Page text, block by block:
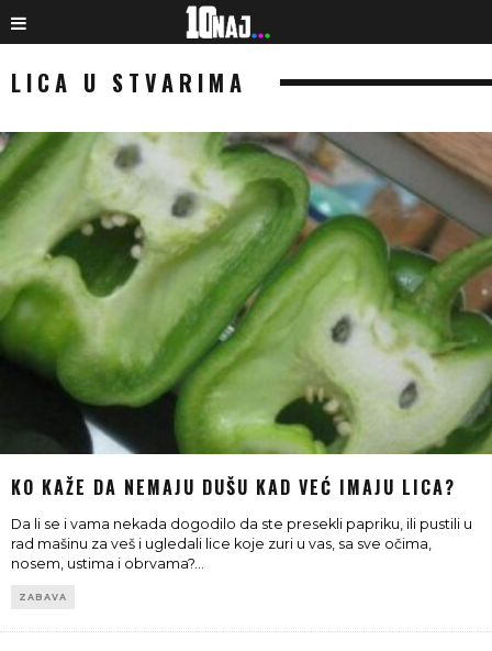
LICA U STVARIMA
KO KAŽE DA NEMAJU DUŠU KAD VEĆ IMAJU LICA?
Da li se i vama nekada dogodilo da ste presekli papriku, ili pustili u
rad mašinu za veš i ugledali lice koje zuri u vas, sa sve očima,
nosem, ustima i obrvama?
ZABAVA